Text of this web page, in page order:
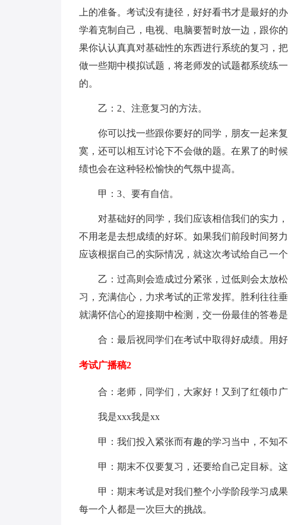
上的准备。考试没有捷径，好好看书才是最好的
学着克制自己，电视、电脑要暂时放一边，跟你
果你认认真真对基础性的东西进行系统的复习，
做一些期中模拟试题，将老师发的试题都系统练
的。
乙：2、注意复习的方法。
你可以找一些跟你要好的同学，朋友一起来
寞，还可以相互讨论下不会做的题。在累了的时
绩也会在这种轻松愉快的气氛中提高。
甲：3、要有自信。
对基础好的同学，我们应该相信我们的实力
不用老是去想成绩的好坏。如果我们前段时间努
应该根据自己的实际情况，就这次考试给自己一
乙：过高则会造成过分紧张，过低则会太放
习，充满信心，力求考试的正常发挥。胜利往往
就满怀信心的迎接期中检测，交一份最佳的答卷是
合：最后祝同学们在考试中取得好成绩。用
考试广播稿2
合：老师，同学们，大家好！又到了红领巾广
我是xxx我是xx
甲：我们投入紧张而有趣的学习当中，不知
甲：期末不仅要复习，还要给自己定目标。
甲：期末考试是对我们整个小学阶段学习成
每一个人都是一次巨大的挑战。